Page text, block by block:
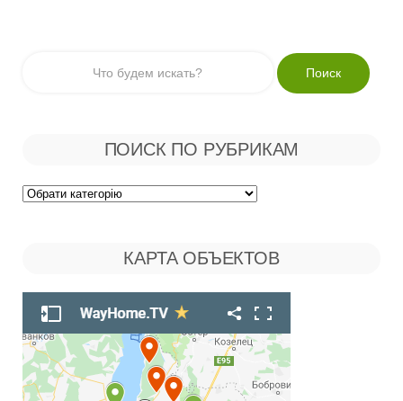
ПОИСК ПО РУБРИКАМ
Поиск
КАРТА ОБЪЕКТОВ